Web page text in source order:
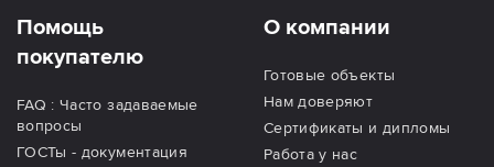
Помощь
покупателю
FAQ : Часто задаваемые
вопросы
ГОСТы - документация
О компании
Готовые объекты
Нам доверяют
Сертификаты и дипломы
Работа у нас